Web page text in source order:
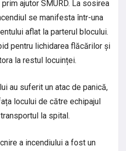
ajutor SMURD. La sosirea
se manifesta într-una
aflat la parterul blocului.
pentru lichidarea flăcărilor și
la restul locuinței.
au suferit un atac de panică,
locului de către echipajul
la spital.
a incendiului a fost un